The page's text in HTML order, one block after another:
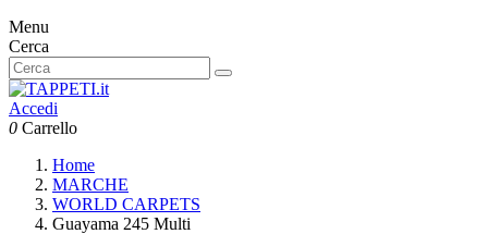
Menu
Cerca
Accedi
0 Carrello
Home
MARCHE
WORLD CARPETS
Guayama 245 Multi